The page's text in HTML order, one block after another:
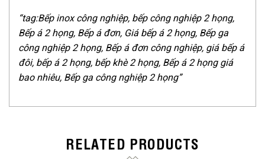
“tag:Bếp inox công nghiệp, bếp công nghiệp 2 họng,
Bếp á 2 họng, Bếp á đơn, Giá bếp á 2 họng, Bếp ga
công nghiệp 2 họng, Bếp á đơn công nghiệp, giá bếp á
đôi, bếp á 2 họng, bếp khè 2 họng, Bếp á 2 họng giá
bao nhiêu, Bếp ga công nghiệp 2 họng”
RELATED PRODUCTS